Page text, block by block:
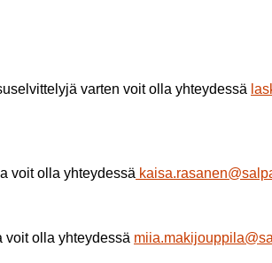
varten voit olla yhteydessä
voit olla yhteydessä
voit olla yhteydessä